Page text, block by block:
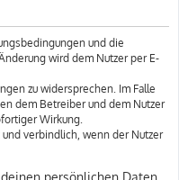
und die
wird dem Nutzer per E-
zu widersprechen. Im Falle
dem Betreiber und dem Nutzer
Wirkung.
verbindlich, wenn der Nutzer
persönlichen Daten